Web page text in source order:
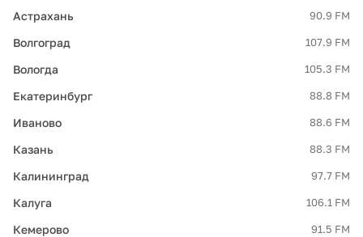
Астрахань 90.9 FM
Волгоград 107.9 FM
Вологда 105.3 FM
Екатеринбург 88.8 FM
Иваново 88.6 FM
Казань 88.3 FM
Калининград 97.7 FM
Калуга 106.1 FM
Кемерово 91.5 FM